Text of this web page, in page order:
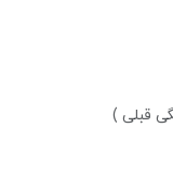
قبلی )